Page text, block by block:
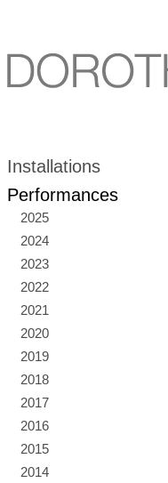
Installations
Performances
2025
2024
2023
2022
2021
2020
2019
2018
2017
2016
2015
2014